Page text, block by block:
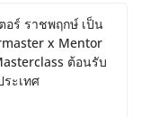
อร์ ราชพฤกษ์ เป็น
x Mentor
ต้อนรับ
ะเทศ